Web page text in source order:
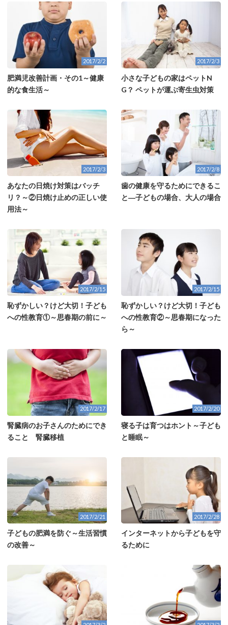
2017/2/2
肥満児改善計画・その1～健康
的な食生活～
2017/2/3
小さな子どもの家はペットN
G？ ペットが運ぶ寄生虫対策
2017/2/3
あなたの日焼け対策はバッチ
リ？～②日焼け止めの正しい使
用法～
2017/2/8
歯の健康を守るためにできるこ
と―子どもの場合、大人の場合
2017/2/15
恥ずかしい？けど大切！子ども
への性教育①～思春期の前に～
2017/2/15
恥ずかしい？けど大切！子ども
への性教育②～思春期になった
ら～
2017/2/17
腎臓病のお子さんのためにでき
ること 腎臓移植
2017/2/20
寝る子は育つはホント～子ども
と睡眠～
2017/2/21
子どもの肥満を防ぐ～生活習慣
の改善～
2017/2/28
インターネットから子どもを守
るために